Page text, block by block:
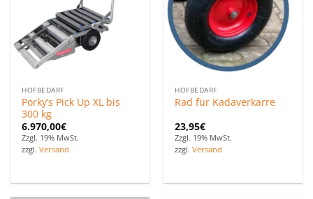
HOFBEDARF
Porky’s Pick Up XL bis
300 kg
6.970,00€
Zzgl. 19% MwSt.
zzgl.Versand
HOFBEDARF
Rad für Kadaverkarre
23,95€
Zzgl. 19% MwSt.
zzgl.Versand